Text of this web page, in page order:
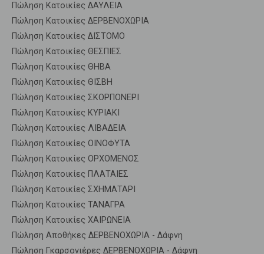
Πώληση Κατοικίες ΔΑΥΛΕΙΑ
Πώληση Κατοικίες ΔΕΡΒΕΝΟΧΩΡΙΑ
Πώληση Κατοικίες ΔΙΣΤΟΜΟ
Πώληση Κατοικίες ΘΕΣΠΙΕΣ
Πώληση Κατοικίες ΘΗΒΑ
Πώληση Κατοικίες ΘΙΣΒΗ
Πώληση Κατοικίες ΣΚΟΡΠΟΝΕΡΙ
Πώληση Κατοικίες ΚΥΡΙΑΚΙ
Πώληση Κατοικίες ΛΙΒΑΔΕΙΑ
Πώληση Κατοικίες ΟΙΝΟΦΥΤΑ
Πώληση Κατοικίες ΟΡΧΟΜΕΝΟΣ
Πώληση Κατοικίες ΠΛΑΤΑΙΕΣ
Πώληση Κατοικίες ΣΧΗΜΑΤΑΡΙ
Πώληση Κατοικίες ΤΑΝΑΓΡΑ
Πώληση Κατοικίες ΧΑΙΡΩΝΕΙΑ
Πώληση Αποθήκες ΔΕΡΒΕΝΟΧΩΡΙΑ - Δάφνη
Πώληση Γκαρσονιέρες ΔΕΡΒΕΝΟΧΩΡΙΑ - Δάφνη